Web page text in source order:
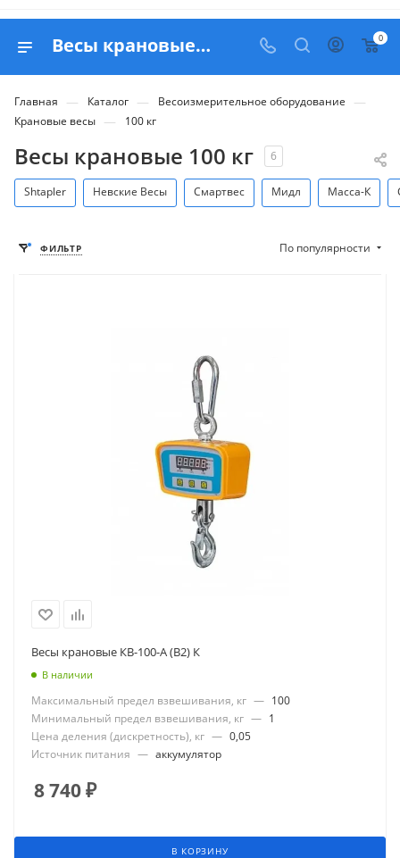
Весы крановые 100 кг - купить в Москве с доставкой по России 0
Главная — Каталог — Весоизмерительное оборудование —
Крановые весы — 100 кг
Весы крановые 100 кг 6
Shtapler Невские Весы Смартвес Мидл Масса-К
ФИЛЬТР По популярности
Весы крановые КВ-100-А (В2) К
В наличии
Максимальный предел взвешивания, кг — 100
Минимальный предел взвешивания, кг — 1
Цена деления (дискретность), кг — 0,05
Источник питания — аккумулятор
8 740₽
В КОРЗИНУ